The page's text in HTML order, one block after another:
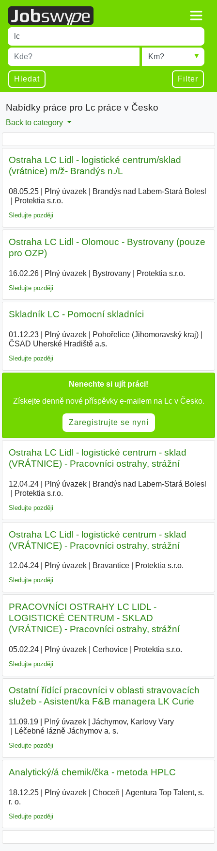
Title
Type 1 or more characters for results.
Místo
Type 1 or more characters for results.
Radius
Hledat Filter
Nabídky práce pro Lc práce v Česko
Back to category
Ostraha LC Lidl - logistické centrum/sklad
(vrátnice) m/ž- Brandýs n./L
08.05.25| Plný úvazek| Brandýs nad Labem-Stará Bolesl
Protektia s.r.o.
Sledujte později
Ostraha LC Lidl - Olomouc - Bystrovany (pouze
pro OZP)
16.02.26| Plný úvazek| Bystrovany| Protektia s.r.o.
Sledujte později
Skladník LC - Pomocní skladníci
01.12.23| Plný úvazek| Pohořelice (Jihomoravský kraj)|
ČSAD Uherské Hradiště a.s.
Sledujte později
Nenechte si ujít práci!
Získejte denně nové příspěvky e-mailem na Lc v Česko.
Zaregistrujte se nyní
Ostraha LC Lidl - logistické centrum - sklad
(VRÁTNICE) - Pracovníci ostrahy, strážní
12.04.24| Plný úvazek| Brandýs nad Labem-Stará Bolesl
Protektia s.r.o.
Sledujte později
Ostraha LC Lidl - logistické centrum - sklad
(VRÁTNICE) - Pracovníci ostrahy, strážní
12.04.24| Plný úvazek| Bravantice| Protektia s.r.o.
Sledujte později
PRACOVNÍCI OSTRAHY LC LIDL -
LOGISTICKÉ CENTRUM - SKLAD
(VRÁTNICE) - Pracovníci ostrahy, strážní
05.02.24| Plný úvazek| Cerhovice| Protektia s.r.o.
Sledujte později
Ostatní řídící pracovníci v oblasti stravovacích
služeb - Asistent/ka F&B managera LK Curie
11.09.19| Plný úvazek| Jáchymov, Karlovy Vary|
Léčebné lázně Jáchymov a. s.
Sledujte později
Analytický/á chemik/čka - metoda HPLC
18.12.25| Plný úvazek| Choceň
Agentura Top Talent, s.
r. o.
Sledujte později